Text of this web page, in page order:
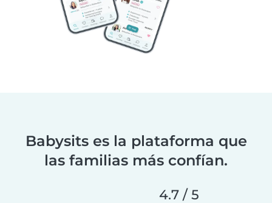
Babysits es la plataforma que
las familias más confían.
4.7 / 5